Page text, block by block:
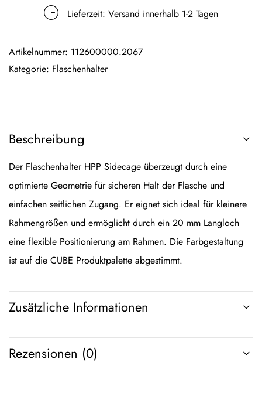
Lieferzeit: Versand innerhalb 1-2 Tagen
Artikelnummer: 112600000.2067
Kategorie: Flaschenhalter
Beschreibung
Der Flaschenhalter HPP Sidecage überzeugt durch eine
optimierte Geometrie für sicheren Halt der Flasche und
einfachen seitlichen Zugang. Er eignet sich ideal für kleinere
Rahmengrößen und ermöglicht durch ein 20 mm Langloch
eine flexible Positionierung am Rahmen. Die Farbgestaltung
ist auf die CUBE Produktpalette abgestimmt.
Zusätzliche Informationen
Rezensionen (0)